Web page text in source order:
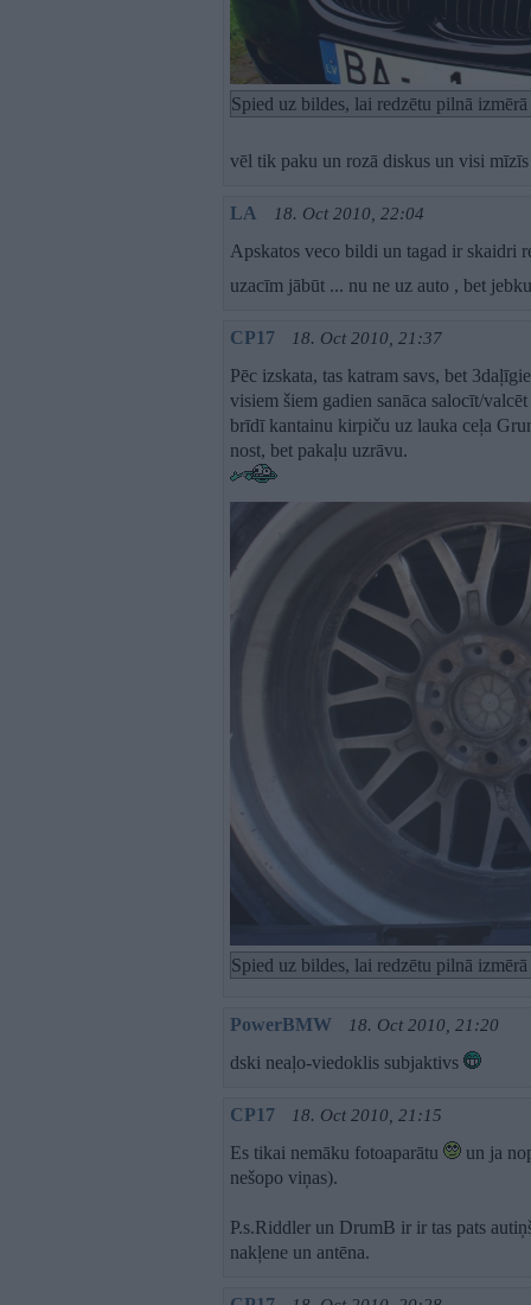
Spied uz bildes, lai redzētu pilnā
vēl tik paku un rozā diskus un visi
LA 18. Oct 2010, 22:04
Apskatos veco bildi un tagad ir skaidri
uzacīm jābūt ... nu ne uz auto , bet
CP17 18. Oct 2010, 21:37
Pēc izskata, tas katram savs, bet
visiem šiem gadien sanāca salocīt/
brīdī kantainu kirpiču uz lauka ceļa
nost, bet pakaļu uzrāvu.
Spied uz bildes, lai redzētu pilnā
PowerBMW 18. Oct 2010, 21:20
dski neaļo-viedoklis subjaktivs
CP17 18. Oct 2010, 21:15
Es tikai nemāku fotoaparātu
un ja
nešopo viņas).
P.s.Riddler un DrumB ir ir tas pats
nakļene un antēna.